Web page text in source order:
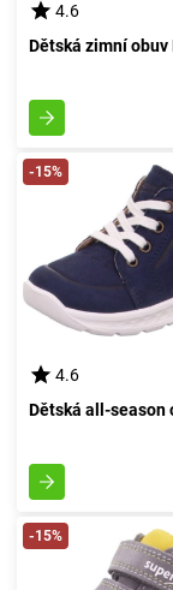
4.6
-15%
4.6
-15%